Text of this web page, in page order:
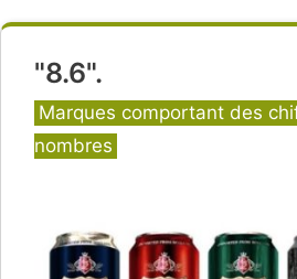
"8.6".
Catégories
Marques comportant des
nombres